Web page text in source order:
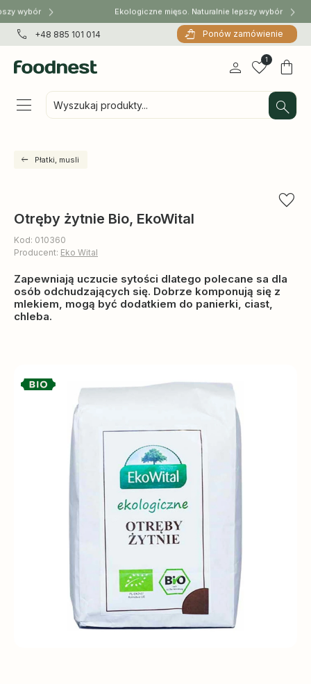
wybór Ekologiczne mięso. Naturalnie lepszy wybór
+48 885 101 014 Ponów zamówienie
Wyszukaj produkty...
1
Płatki, musli
Otręby żytnie Bio, EkoWital
Kod: 010360
Producent: Eko Wital
Zapewniają uczucie sytości dlatego polecane sa dla
osób odchudzających się. Dobrze komponują się z
mlekiem, mogą być dodatkiem do panierki, ciast,
chleba.